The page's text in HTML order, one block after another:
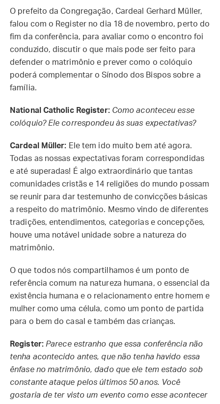
O prefeito da Congregação, Cardeal Gerhard Müller,
falou com o Register no dia 18 de novembro, perto do
fim da conferência, para avaliar como o encontro foi
conduzido, discutir o que mais pode ser feito para
defender o matrimônio e prever como o colóquio
poderá complementar o Sínodo dos Bispos sobre a
família.
National Catholic Register: Como aconteceu esse
colóquio? Ele correspondeu às suas expectativas?
Cardeal Müller: Ele tem ido muito bem até agora.
Todas as nossas expectativas foram correspondidas
e até superadas! É algo extraordinário que tantas
comunidades cristãs e 14 religiões do mundo possam
se reunir para dar testemunho de convicções básicas
a respeito do matrimônio. Mesmo vindo de diferentes
tradições, entendimentos, categorias e concepções,
houve uma notável unidade sobre a natureza do
matrimônio.
O que todos nós compartilhamos é um ponto de
referência comum na natureza humana, o essencial da
existência humana e o relacionamento entre homem e
mulher como uma célula, como um ponto de partida
para o bem do casal e também das crianças.
Register: Parece estranho que essa conferência não
tenha acontecido antes, que não tenha havido essa
ênfase no matrimônio, dado que ele tem estado sob
constante ataque pelos últimos 50 anos. Você
gostaria de ter visto um evento como esse acontecer